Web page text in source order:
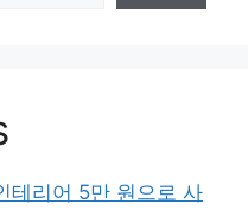
테리어 5만 원으로 사